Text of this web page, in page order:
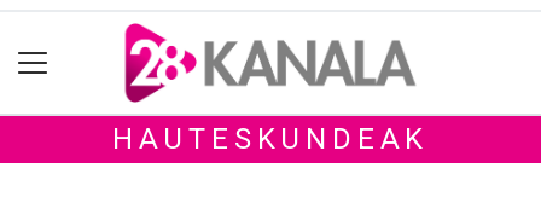
HAUTESKUNDEAK